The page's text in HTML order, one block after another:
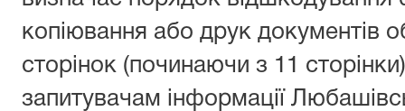
копіювання або друк документів
сторінок (починаючи з 11
запитувачам інформації